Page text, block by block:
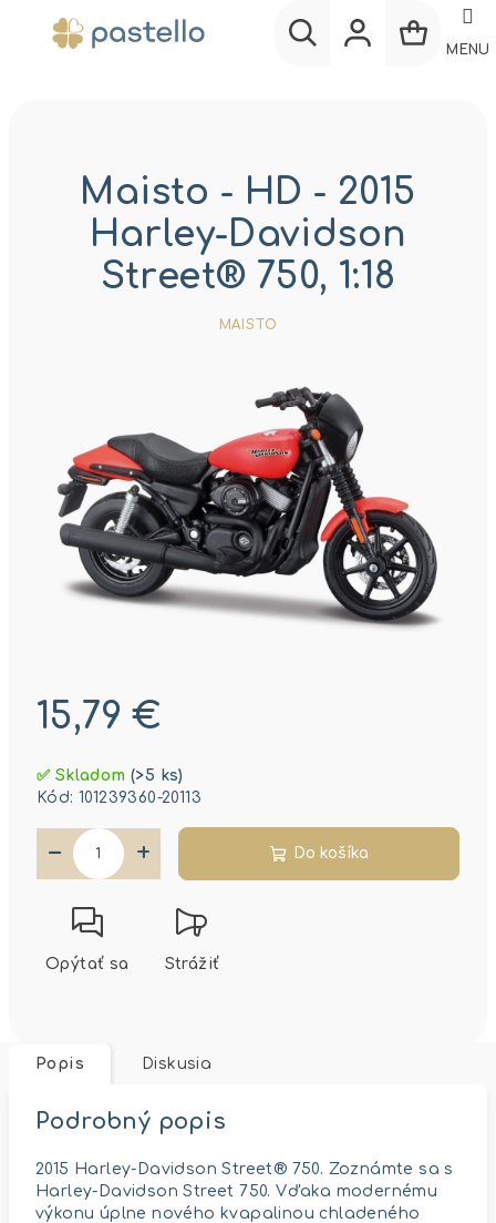
MENU
15,79 €
cena:
✅ Skladom(>5 ks)
Kód: 101239360-20113
+
− Do košíka
Opýtať sa Strážiť
Maisto - HD - 2015
Harley-Davidson
Street® 750, 1:18
MAISTO
Popis Diskusia
Podrobný popis
2015 Harley-Davidson Street® 750. Zoznámte sa s
Harley-Davidson Street 750. Vďaka modernému
výkonu úplne nového kvapalinou chladeného